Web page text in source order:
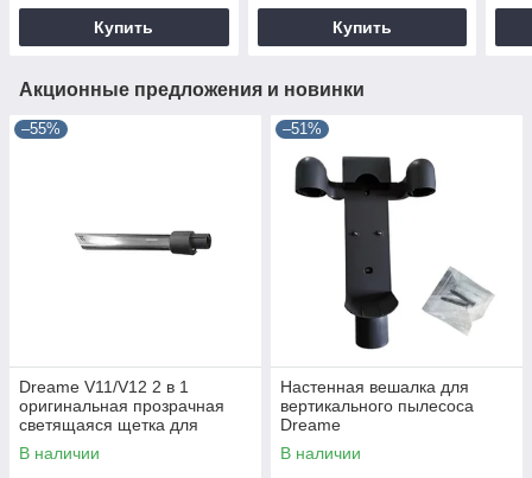
Купить Купить
Акционные предложения и новинки
–55%
Dreame V11/V12 2 в 1
оригинальная прозрачная
светящаяся щетка для
удаления пыли
В наличии
–51%
Настенная вешалка для
вертикального пылесоса
Dreame
V8/V9/V9p/V10/V11/V12
В наличии